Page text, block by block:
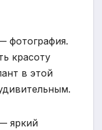
фотография.
красоту
в этой
яркий